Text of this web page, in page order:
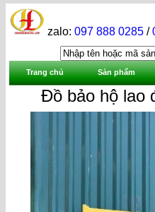
zalo:097 888 0285 /
Trang chủ Sản phẩm
Đồ bảo hộ lao